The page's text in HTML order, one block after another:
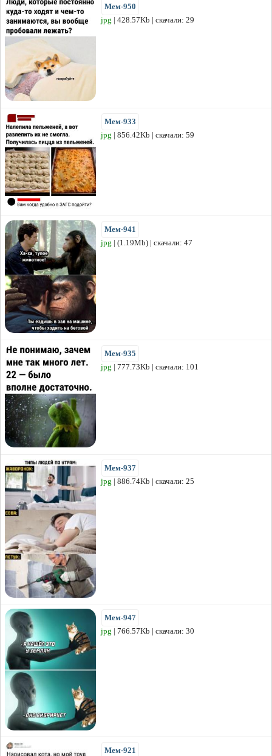
Мем-950
jpg | 428.57Kb | скачали: 29
Мем-933
jpg | 856.42Kb | скачали: 59
Мем-941
jpg | (1.19Mb) | скачали: 47
Мем-935
jpg | 777.73Kb | скачали: 101
Мем-937
jpg | 886.74Kb | скачали: 25
Мем-947
jpg | 766.57Kb | скачали: 30
Мем-921